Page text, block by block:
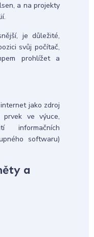
a na projekty
je důležité,
svůj počítač,
prohlížet a
jako zdroj
prvek ve výuce,
informačních
softwaru)
a